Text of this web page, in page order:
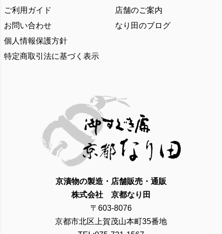
ご利用ガイド
お問い合わせ
個人情報保護方針
特定商取引法に基づく表示
店舗のご案内
なり田のブログ
京漬物の製造・店舗販売・通販
株式会社 京都なり田
〒603-8076
京都市北区上賀茂山本町35番地